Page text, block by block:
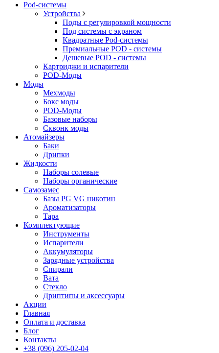
Pod-системы
Устройства
Поды с регулировкой мощности
Под системы с экраном
Квадратные Pod-системы
Премиальные POD - системы
Дешевые POD - системы
Картриджи и испарители
POD-Моды
Моды
Мехмоды
Бокс моды
POD-Моды
Базовые наборы
Сквонк моды
Атомайзеры
Баки
Дрипки
Жидкости
Наборы солевые
Наборы органические
Самозамес
Базы PG VG никотин
Ароматизаторы
Тара
Комплектующие
Инструменты
Испарители
Аккумуляторы
Зарядные устройства
Спирали
Вата
Стекло
Дриптипы и аксессуары
Акции
Главная
Оплата и доставка
Блог
Контакты
+38 (096) 205-02-04